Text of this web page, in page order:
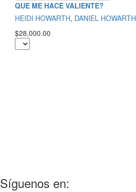
QUE ME HACE VALIENTE?
HEIDI HOWARTH, DANIEL HOWARTH
$28,000.00
Síguenos en: